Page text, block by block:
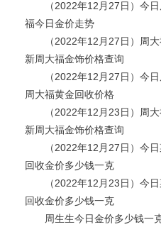
（2022年12月27日）今日
福今日金价走势
（2022年12月27日）周大
新周大福金饰价格查询
（2022年12月27日）今日
周大福黄金回收价格
（2022年12月23日）周大
新周大福金饰价格查询
（2022年12月27日）今日
回收金价多少钱一克
（2022年12月23日）今日
回收金价多少钱一克
周生生今日金价多少钱一